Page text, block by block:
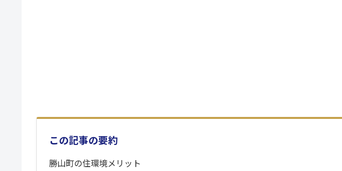
この記事の要約
勝山町の住環境メリット